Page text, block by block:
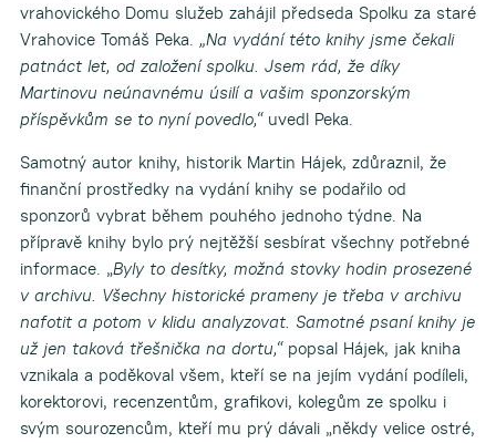
vrahovického Domu služeb zahájil předseda Spolku za staré
Vrahovice Tomáš Peka. „Na vydání této knihy jsme čekali
patnáct let, od založení spolku. Jsem rád, že díky
Martinovu neúnavnému úsilí a vašim sponzorským
příspěvkům se to nyní povedlo,“ uvedl Peka.
Samotný autor knihy, historik Martin Hájek, zdůraznil, že
finanční prostředky na vydání knihy se podařilo od
sponzorů vybrat během pouhého jednoho týdne. Na
přípravě knihy bylo prý nejtěžší sesbírat všechny potřebné
informace. „Byly to desítky, možná stovky hodin prosezené
v archivu. Všechny historické prameny je třeba v archivu
nafotit a potom v klidu analyzovat. Samotné psaní knihy je
už jen taková třešnička na dortu,“ popsal Hájek, jak kniha
vznikala a poděkoval všem, kteří se na jejím vydání podíleli,
korektorovi, recenzentům, grafikovi, kolegům ze spolku i
svým sourozencům, kteří mu prý dávali „někdy velice ostré,